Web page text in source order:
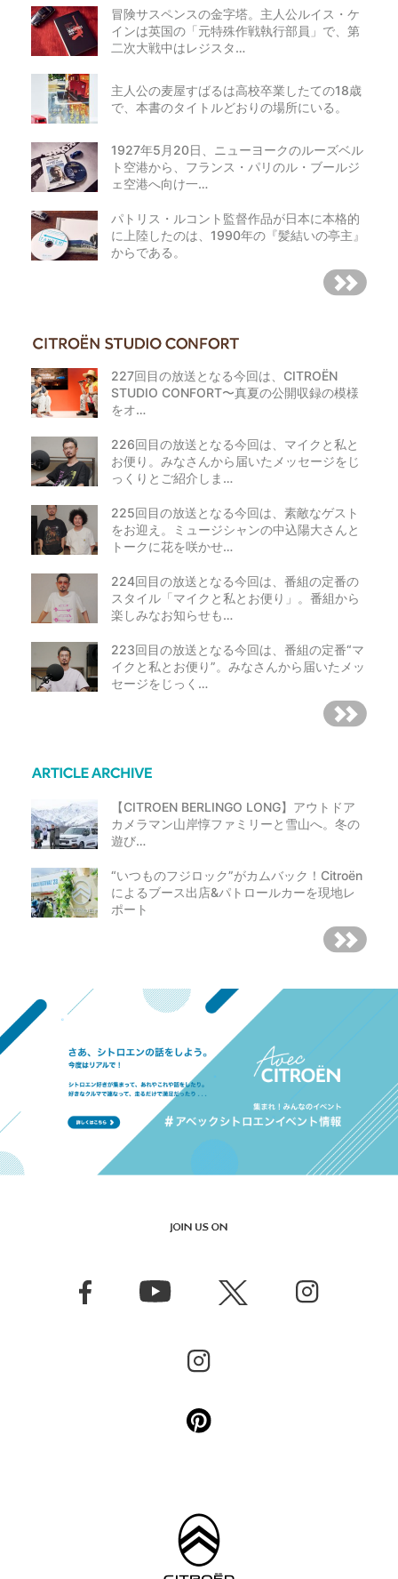
冒険サスペンスの金字塔。主人公ルイス・ケ
インは英国の「元特殊作戦執行部員」で、第
二次大戦中はレジスタ…
主人公の麦屋すばるは高校卒業したての18歳
で、本書のタイトルどおりの場所にいる。
1927年5月20日、ニューヨークのルーズベル
ト空港から、フランス・パリのル・ブールジ
ェ空港へ向け一…
パトリス・ルコント監督作品が日本に本格的
に上陸したのは、1990年の『髪結いの亭主』
からである。
227回目の放送となる今回は、CITROËN
STUDIO CONFORT〜真夏の公開収録の模様
をオ…
226回目の放送となる今回は、マイクと私と
お便り。みなさんから届いたメッセージをじ
っくりとご紹介しま…
225回目の放送となる今回は、素敵なゲスト
をお迎え。ミュージシャンの中込陽大さんと
トークに花を咲かせ…
224回目の放送となる今回は、番組の定番の
スタイル「マイクと私とお便り」。番組から
楽しみなお知らせも…
223回目の放送となる今回は、番組の定番“マ
イクと私とお便り”。みなさんから届いたメッ
セージをじっく…
【CITROEN BERLINGO LONG】アウトドア
カメラマン山岸惇ファミリーと雪山へ。冬の
遊び…
“いつものフジロック”がカムバック！Citroën
によるブース出店&パトロールカーを現地レ
ポート